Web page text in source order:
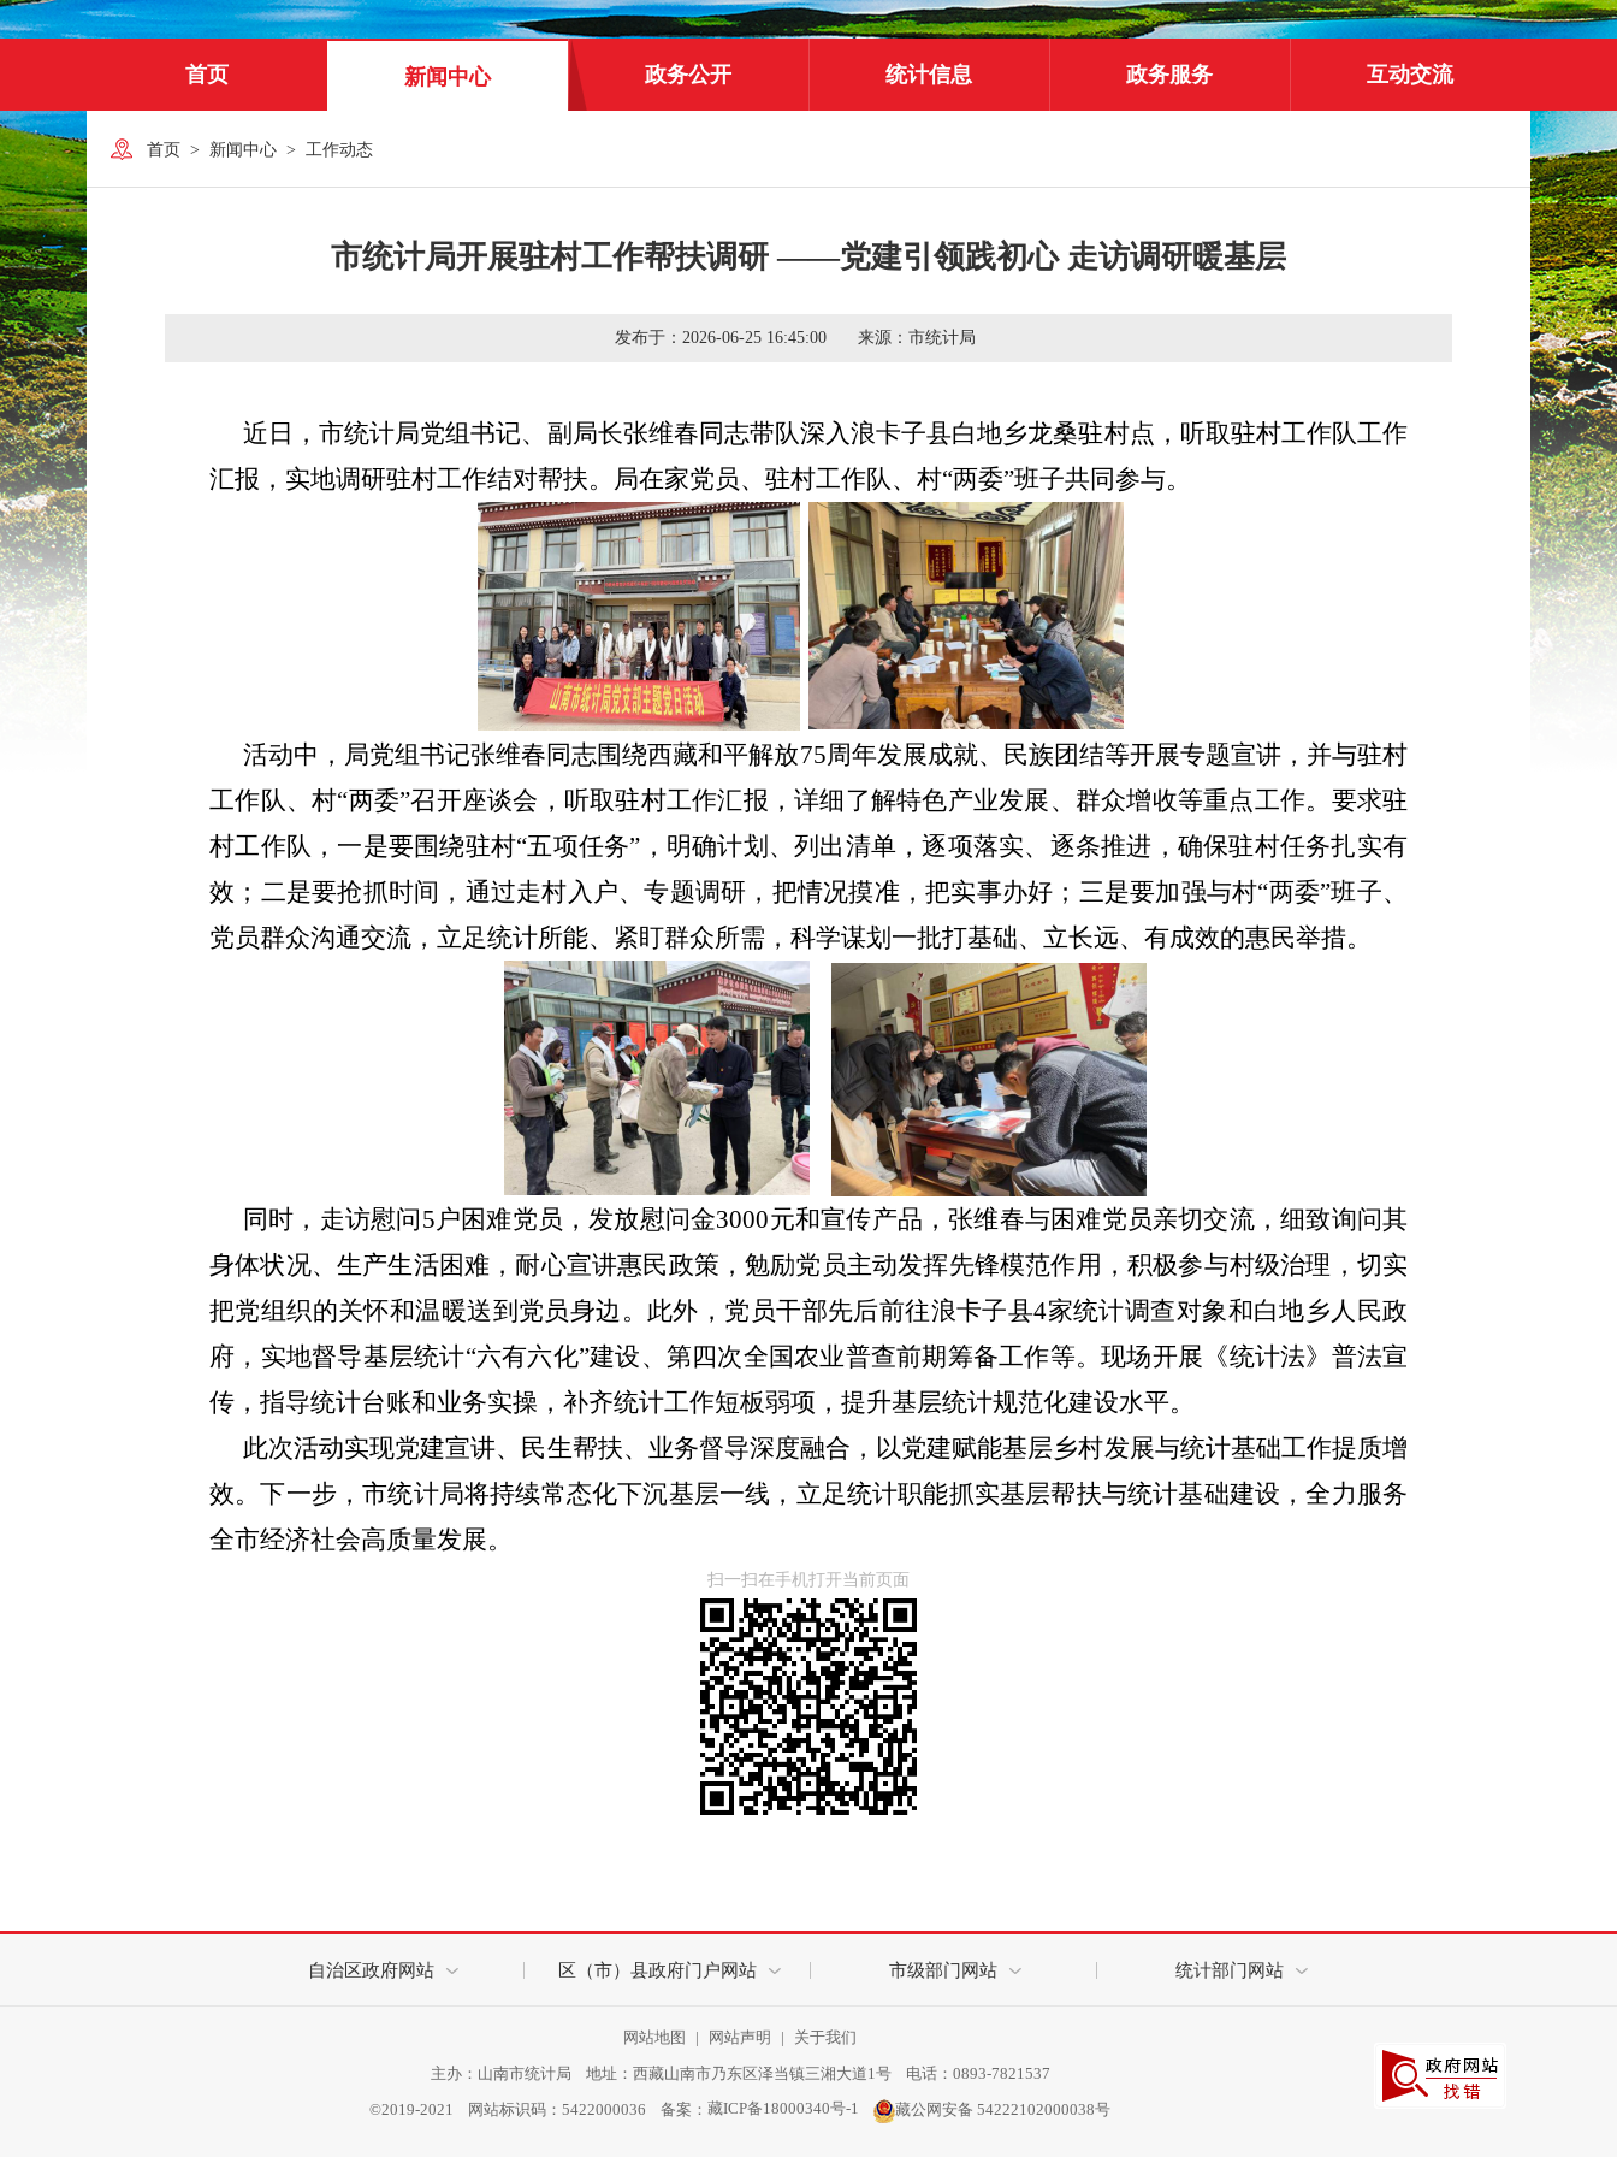
首页 新闻中心 政务公开 统计信息 政务服务 互动交流
首页 > 新闻中心 > 工作动态
市统计局开展驻村工作帮扶调研 ——党建引领践初心 走访调研暖基层
发布于： 2026-06-25 16:45:00 来源： 市统计局
近日，市统计局党组书记、副局长张维春同志带队深入浪卡子县白地乡龙桑驻村点，听取驻村工作队工作
汇报，实地调研驻村工作结对帮扶。局在家党员、驻村工作队、村“两委”班子共同参与。
活动中 ， 局党组书记张维春同志围绕西藏和平解放75周年发展成就、民族团结等开展专题宣讲，并与驻村
工作队、村“两委”召开座谈会， 听取驻村工作汇报，详细了解特色产业发展、群众增收等重点工作。要求驻
村工作队，一是要围绕驻村“五项任务”，明确计划、列出清单，逐项落实、逐条推进，确保驻村任务扎实有
效；二是要抢抓时间，通过走村入户、专题调研，把情况摸准，把实事办好；三是要加强与村“两委”班子、
党员群众沟通交流，立足统计所能、紧盯群众所需，科学谋划一批打基础、立长远、有成效的惠民举措。
同时 ， 走访慰问5户困难党员 ，发放慰问金3000元和宣传产品，张维春与困难党员亲切交流，细致询问其
身体状况、生产生活困难，耐心宣讲惠民政策，勉励党员主动发挥先锋模范作用，积极参与村级治理，切实
把党组织的关怀和温暖送到党员身边。 此外 ， 党员干部先后前往浪卡子县4家统计调查对象和白地乡人民政
府，实地督导基层统计“六有六化”建设、第四次全国农业普查前期筹备工作等。现场开展《统计法》普法宣
传， 指导统计台账和业务实操，补齐统计工作短板弱项， 提升基层统计规范化建设水平。
此次活动实现党建宣讲、民生帮扶、业务督导深度融合，以党建赋能基层乡村发展与统计基础工作提质增
效。下一步，市统计局将持续常态化下沉基层一线，立足统计职能抓实基层帮扶与统计基础建设，全力服务
全市经济社会高质量发展。
扫一扫在手机打开当前页面
自治区政府网站 区（市）县政府门户网站 市级部门网站 统计部门网站
网站地图 | 网站声明 |
关于我们
主办：山南市统计局 地址：西藏山南市乃东区泽当镇三湘大道1号 电话：0893-7821537
©2019-2021 网站标识码：5422000036 备案： 藏ICP备18000340号-1 藏公网安备 54222102000038号